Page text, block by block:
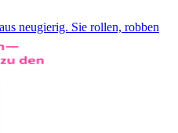
neugierig. Sie rollen, robben